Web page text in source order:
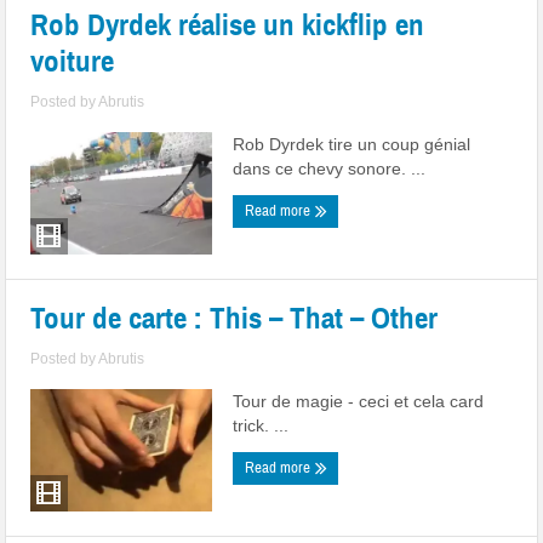
Rob Dyrdek réalise un kickflip en
voiture
Posted byAbrutis
Rob Dyrdek tire un coup génial
dans ce chevy sonore. ...
Read more
Tour de carte : This – That – Other
Posted byAbrutis
Tour de magie - ceci et cela card
trick. ...
Read more